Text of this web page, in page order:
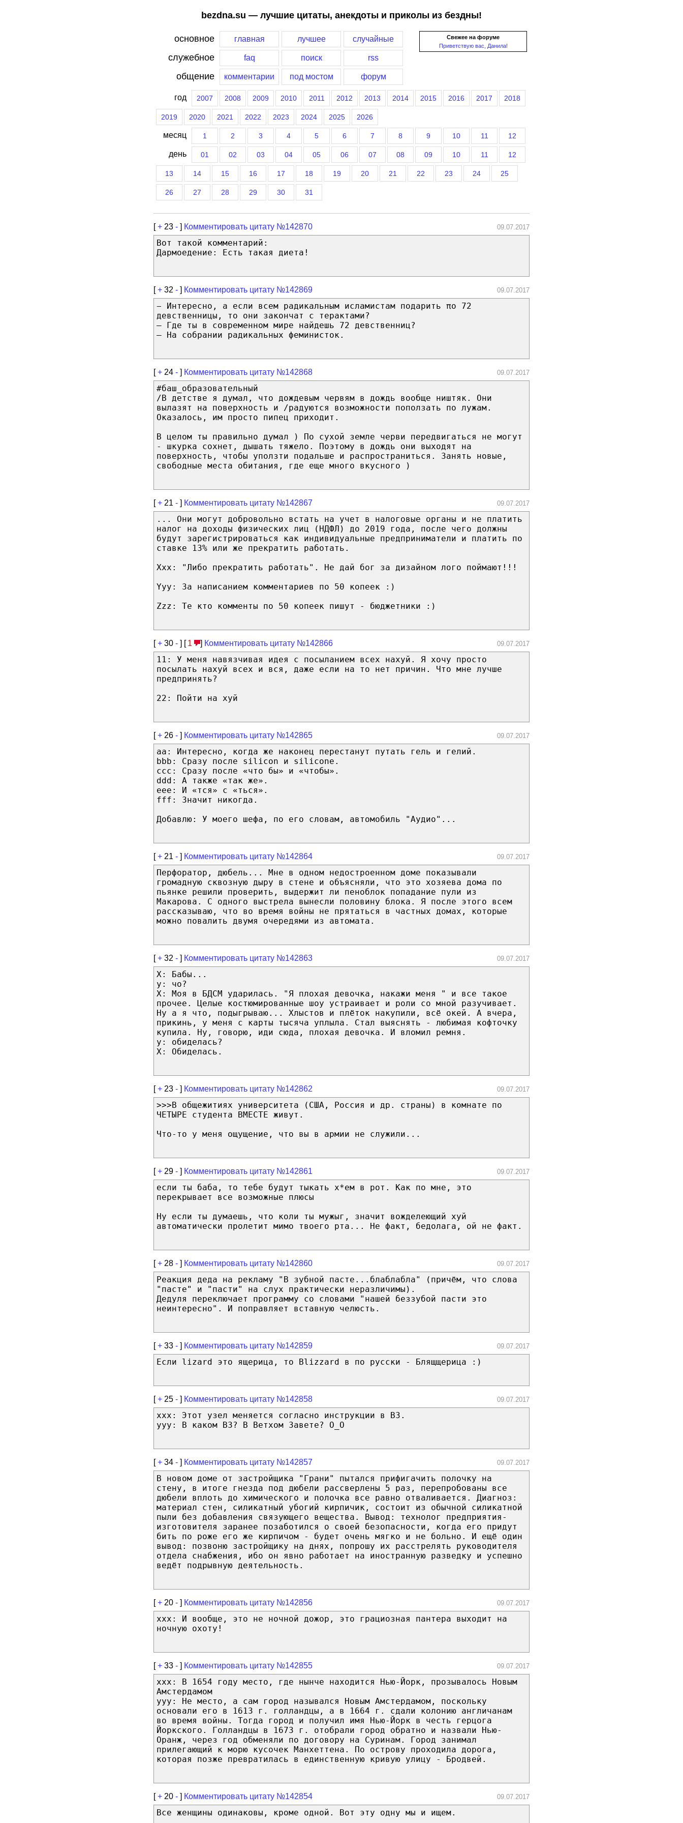
bezdna.su — лучшие цитаты, анекдоты и приколы из бездны!
Свежее на форуме
Приветствую вас, Данила!
основное главная лучшее случайные
служебное faq поиск rss
общение комментарии под мостом форум
год 2007 2008 2009 2010 2011 2012 2013 2014 2015 2016 2017 2018
2019 2020 2021 2022 2023 2024 2025 2026
месяц 1 2 3 4 5 6 7 8 9 10 11 12
день 01 02 03 04 05 06 07 08 09 10 11 12
13 14 15 16 17 18 19 20 21 22 23 24 25
26 27 28 29 30 31
[+ 23 - ] Комментировать цитату №142870 09.07.2017
Вот такой комментарий:
Дармоедение: Есть такая диета!
[+ 32 - ] Комментировать цитату №142869 09.07.2017
− Интересно, а если всем радикальным исламистам подарить πο 72
девственницы, то они закончат c терактами?
– Γде ты в современном мире найдешь 72 девственниц?
– Ηa собрании радикальных феминисток.
[+ 24 - ] Комментировать цитату №142868 09.07.2017
#баш_образовательный
/В детстве я думал, что дождевым червям в дождь вообще ништяк. Они
вылазят на поверхность и /радуются возможности поползать по лужам.
Оказалось, им просто пипец приходит.
В целом ты правильно думал ) По сухой земле черви передвигаться не могут
- шкурка сохнет, дышать тяжело. Поэтому в дождь они выходят на
поверхность, чтобы уползти подальше и распространиться. Занять новые,
свободные места обитания, где еще много вкусного )
[+ 21 - ] Комментировать цитату №142867 09.07.2017
... Они могут добровольно встать на учет в налоговые органы и не платить
налог на доходы физических лиц (НДФЛ) до 2019 года, после чего должны
будут зарегистрироваться как индивидуальные предприниматели и платить по
ставке 13% или же прекратить работать.
Xxx: "Либо прекратить работать". Не дай бог за дизайном лого поймают!!!
Yyy: За написанием комментариев по 50 копеек :)
Zzz: Те кто комменты по 50 копеек пишут - бюджетники :)
[+ 30 - ] [ 1 ] Комментировать цитату №142866 09.07.2017
11: У меня навязчивая идея с посыланием всех нахуй. Я хочу просто
посылать нахуй всех и вся, даже если на то нет причин. Что мне лучше
предпринять?
22: Пойти на хуй
[+ 26 - ] Комментировать цитату №142865 09.07.2017
aa: Интересно, когда же наконец перестанут путать гель и гелий.
bbb: Сразу после silicon и silicone.
ccc: Сразу после «что бы» и «чтобы».
ddd: А также «так же».
eee: И «тся» с «ться».
fff: Значит никогда.
Добавлю: У моего шефа, по его словам, автомобиль "Аудио"...
[+ 21 - ] Комментировать цитату №142864 09.07.2017
Перфоратор, дюбель... Мне в одном недостроенном доме показывали
громадную сквозную дыру в стене и объясняли, что это хозяева дома по
пьянке решили проверить, выдержит ли пеноблок попадание пули из
Макарова. С одного выстрела вынесли половину блока. Я после этого всем
рассказываю, что во время войны не прятаться в частных домах, которые
можно повалить двумя очередями из автомата.
[+ 32 - ] Комментировать цитату №142863 09.07.2017
Х: Бабы...
у: чо?
Х: Моя в БДСМ ударилась. "Я плохая девочка, накажи меня " и все такое
прочее. Целые костюмированные шоу устраивает и роли со мной разучивает.
Ну а я что, подыгрываю... Хлыстов и плёток накупили, всё окей. А вчера,
прикинь, у меня с карты тысяча уплыла. Стал выяснять - любимая кофточку
купила. Ну, говорю, иди сюда, плохая девочка. И вломил ремня.
у: обиделась?
Х: Обиделась.
[+ 23 - ] Комментировать цитату №142862 09.07.2017
>>>В общежитиях университета (США, Россия и др. страны) в комнате по
ЧЕТЫРЕ студента ВМЕСТЕ живут.
Что-то у меня ощущение, что вы в армии не служили...
[+ 29 - ] Комментировать цитату №142861 09.07.2017
если ты баба, то тебе будут тыкать х*ем в рот. Как по мне, это
перекрывает все возможные плюсы
Ну если ты думаешь, что коли ты мужыг, значит вожделеющий хуй
автоматически пролетит мимо твоего рта... Не факт, бедолага, ой не факт.
[+ 28 - ] Комментировать цитату №142860 09.07.2017
Реакция деда на рекламу "В зубной пасте...блаблабла" (причём, что слова
"пасте" и "пасти" на слух практически неразличимы).
Дедуля переключает программу со словами "нашей беззубой пасти это
неинтересно". И поправляет вставную челюсть.
[+ 33 - ] Комментировать цитату №142859 09.07.2017
Если lizard это ящерица, то Blizzard в по русски - Блящщерица :)
[+ 25 - ] Комментировать цитату №142858 09.07.2017
xxx: Этот узел меняется согласно инструкции в В3.
yyy: В каком В3? В Ветхом Завете? О_O
[+ 34 - ] Комментировать цитату №142857 09.07.2017
В новом доме от застройщика "Грани" пытался прифигачить полочку на
стену, в итоге гнезда под дюбели рассверлены 5 раз, перепробованы все
дюбели вплоть до химического и полочка все равно отваливается. Диагноз:
материал стен, силикатный убогий кирпичик, состоит из обычной силикатной
пыли без добавления связующего вещества. Вывод: технолог предприятия-
изготовителя заранее позаботился о своей безопасности, когда его придут
бить по роже его же кирпичом - будет очень мягко и не больно. И ещё один
вывод: позвоню застройщику на днях, попрошу их расстрелять руководителя
отдела снабжения, ибо он явно работает на иностранную разведку и успешно
ведёт подрывную деятельность.
[+ 20 - ] Комментировать цитату №142856 09.07.2017
ххх: И вообще, это не ночной дожор, это грациозная пантера выходит на
ночную охоту!
[+ 33 - ] Комментировать цитату №142855 09.07.2017
ххх: В 1654 году место, где нынче находится Нью-Йорк, прозывалось Новым
Амстердамом
ууу: Не место, а сам город назывался Новым Амстердамом, поскольку
основали его в 1613 г. голландцы, а в 1664 г. сдали колонию англичанам
во время войны. Тогда город и получил имя Нью-Йорк в честь герцога
Йоркского. Голландцы в 1673 г. отобрали город обратно и назвали Нью-
Оранж, через год обменяли по договору на Суринам. Город занимал
прилегающий к морю кусочек Манхеттена. По острову проходила дорога,
которая позже превратилась в единственную кривую улицу - Бродвей.
[+ 20 - ] Комментировать цитату №142854 09.07.2017
Все женщины одинаковы, кроме одной. Вот эту одну мы и ищем.